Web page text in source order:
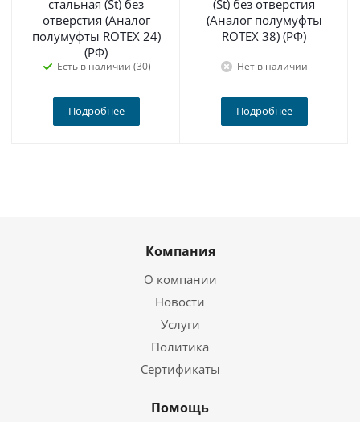
стальная (St) без
отверстия (Аналог
полумуфты ROTEX 24)
(РФ)
Есть в наличии (30)
Подробнее
(St) без отверстия
(Аналог полумуфты
ROTEX 38) (РФ)
Нет в наличии
Подробнее
Компания
О компании
Новости
Услуги
Политика
Сертификаты
Помощь